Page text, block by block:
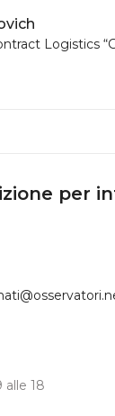
Logistics
per
alle 18